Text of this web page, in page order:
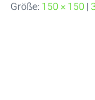
Größe: 150 × 150 |